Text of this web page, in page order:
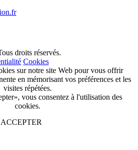
droits réservés.
Cookies
sur notre site Web pour vous offrir
en mémorisant vos préférences et les
visites répétées.
vous consentez à l'utilisation des
cookies.
ACCEPTER